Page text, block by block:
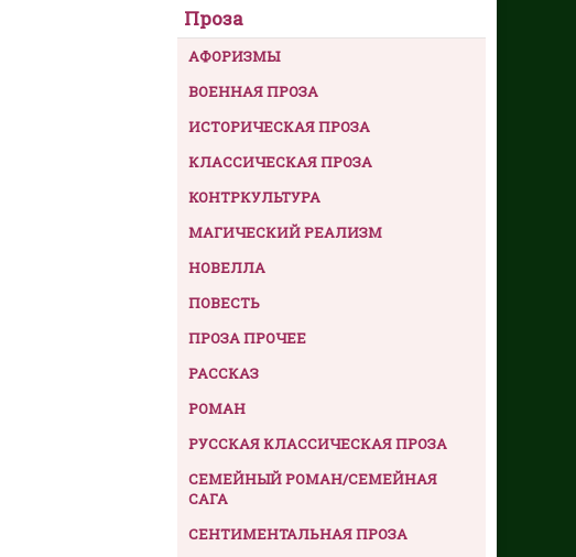
Проза
АФОРИЗМЫ
ВОЕННАЯ ПРОЗА
ИСТОРИЧЕСКАЯ ПРОЗА
КЛАССИЧЕСКАЯ ПРОЗА
КОНТРКУЛЬТУРА
МАГИЧЕСКИЙ РЕАЛИЗМ
НОВЕЛЛА
ПОВЕСТЬ
ПРОЗА ПРОЧЕЕ
РАССКАЗ
РОМАН
РУССКАЯ КЛАССИЧЕСКАЯ ПРОЗА
СЕМЕЙНЫЙ РОМАН/СЕМЕЙНАЯ
САГА
СЕНТИМЕНТАЛЬНАЯ ПРОЗА